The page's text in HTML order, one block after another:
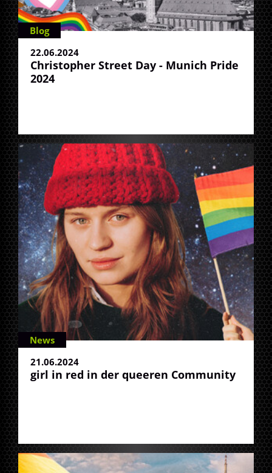
Blog
22.06.2024
Christopher Street Day - Munich Pride
2024
News
21.06.2024
girl in red in der queeren Community